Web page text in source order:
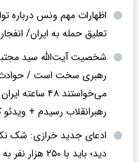
اظهارات مهم ونس درباره
تعلیق حمله به ایران/
شخصیت آیت‌الله سید
رهبری سخت است /
می‌خواستند ۴۸
رهبرانقلاب رسیدم + ویدئو
ادعای جدید خرازی: شک
دید؛ باید با ۲۵۰ هزار نفر به تهران حمله کنیم و دولت را سرنگون کنیم!